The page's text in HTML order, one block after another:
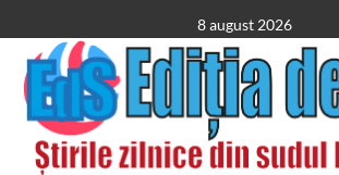
to
content
8 august 2026